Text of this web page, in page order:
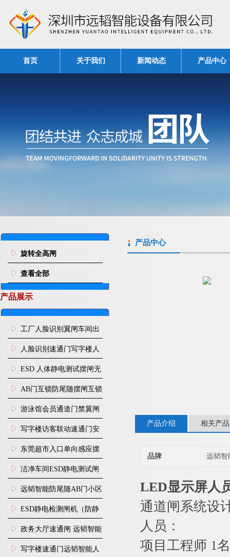
首页 关于我们 新闻动态 产品中心
旋转全高闸
查看全部
产品展示
工厂人脸识别翼闸车间出
入口人行通道门禁
人脸识别速通门写字楼人
行通道闸门禁设备
ESD 人体静电测试摆闸无
尘车间防静电闸机
AB门互锁防尾随摆闸互锁
闸机
游泳馆会员通道门禁翼闸
写字楼访客联动速通门安
装
东莞超市入口单向感应摆
闸安装
洁净车间ESD静电测试闸
机
远韬智能防尾随AB门小区
门禁闸机安装
​ESD静电检测闸机（防静
电门禁通道系统）
政务大厅速通闸 远韬智能
防尾随静音速通门
写字楼速通门远韬智能人
产品中心
产品介绍 相关产品
品牌 远韬智
LED显示屏人
通道闸系统设
人员：
项目工程师 1